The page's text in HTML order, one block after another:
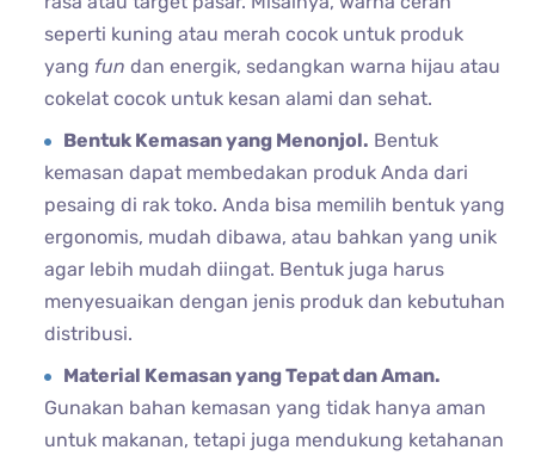
seperti kuning atau merah cocok untuk produk
yang fun dan energik, sedangkan warna hijau atau
cokelat cocok untuk kesan alami dan sehat.
Bentuk Kemasan yang Menonjol. Bentuk
kemasan dapat membedakan produk Anda dari
pesaing di rak toko. Anda bisa memilih bentuk yang
ergonomis, mudah dibawa, atau bahkan yang unik
agar lebih mudah diingat. Bentuk juga harus
menyesuaikan dengan jenis produk dan kebutuhan
distribusi.
Material Kemasan yang Tepat dan Aman.
Gunakan bahan kemasan yang tidak hanya aman
untuk makanan, tetapi juga mendukung ketahanan